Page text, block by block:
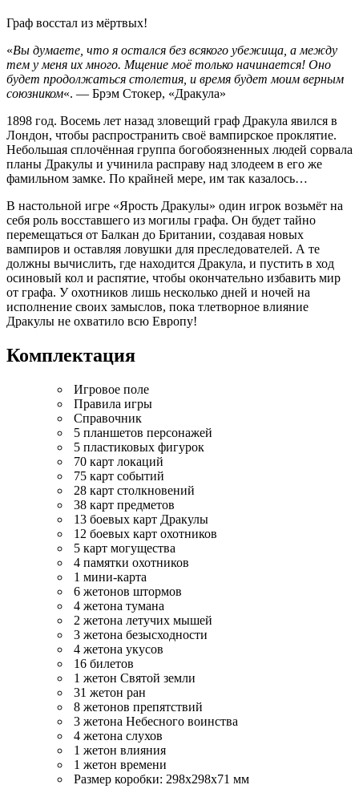
Граф восстал из мёртвых!
«Вы думаете, что я остался без всякого убежища, а между
тем у меня их много. Мщение моё только начинается! Оно
будет продолжаться столетия, и время будет моим верным
союзником«. — Брэм Стокер, «Дракула»
1898 год. Восемь лет назад зловещий граф Дракула явился в
Лондон, чтобы распространить своё вампирское проклятие.
Небольшая сплочённая группа богобоязненных людей сорвала
планы Дракулы и учинила расправу над злодеем в его же
фамильном замке. По крайней мере, им так казалось…
В настольной игре «Ярость Дракулы» один игрок возьмёт на
себя роль восставшего из могилы графа. Он будет тайно
перемещаться от Балкан до Британии, создавая новых
вампиров и оставляя ловушки для преследователей. А те
должны вычислить, где находится Дракула, и пустить в ход
осиновый кол и распятие, чтобы окончательно избавить мир
от графа. У охотников лишь несколько дней и ночей на
исполнение своих замыслов, пока тлетворное влияние
Дракулы не охватило всю Европу!
Комплектация
Игровое поле
Правила игры
Справочник
5 планшетов персонажей
5 пластиковых фигурок
70 карт локаций
75 карт событий
28 карт столкновений
38 карт предметов
13 боевых карт Дракулы
12 боевых карт охотников
5 карт могущества
4 памятки охотников
1 мини-карта
6 жетонов штормов
4 жетона тумана
2 жетона летучих мышей
3 жетона безысходности
4 жетона укусов
16 билетов
1 жетон Святой земли
31 жетон ран
8 жетонов препятствий
3 жетона Небесного воинства
4 жетона слухов
1 жетон влияния
1 жетон времени
Размер коробки: 298x298x71 мм